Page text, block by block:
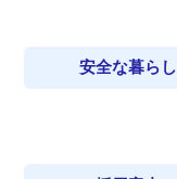
安全な暮らし